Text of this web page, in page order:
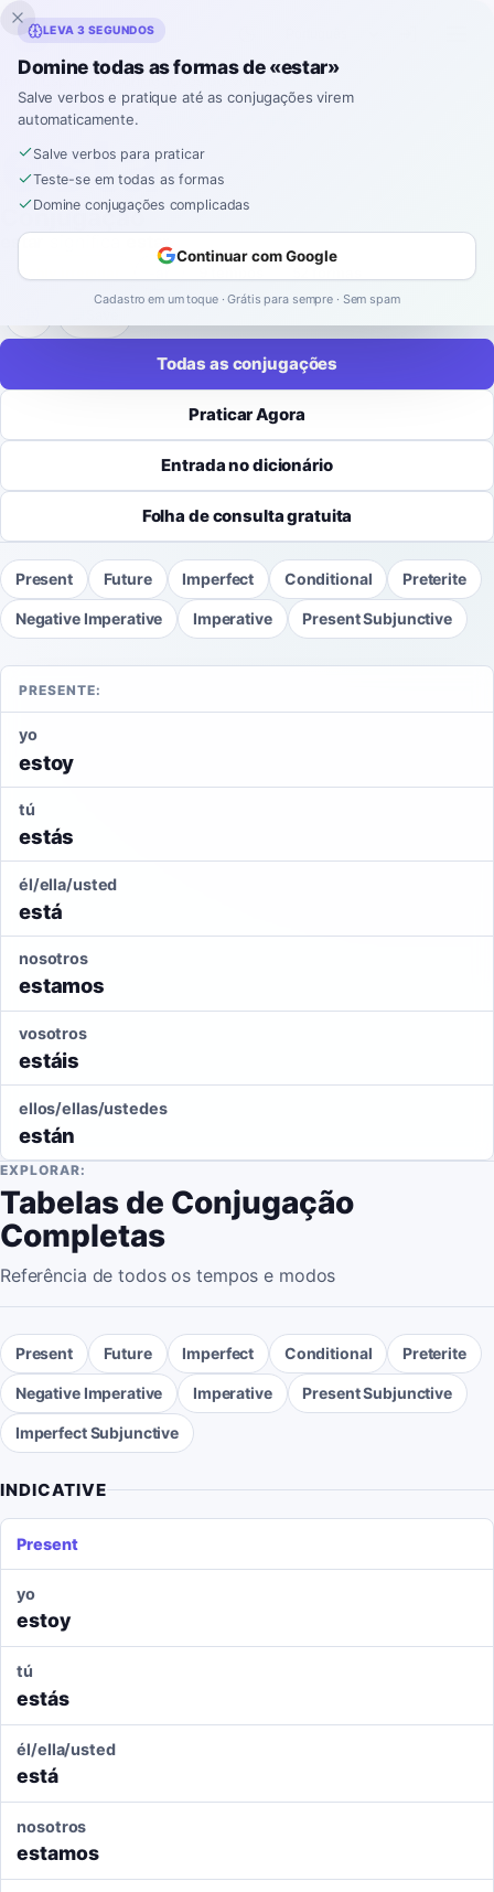
Inklingo
Início›Espanhol› Conjugações de Verbos ›estar
CONJUGAÇÃO DE VERBOS EM ESPANHOL
estar
Conjugação
estar estar.
highly irregular
Todas as conjugações
Praticar Agora
Entrada no dicionário
Folha de consulta gratuita
Present Future Imperfect Conditional Preterite
Negative Imperative Imperative Present Subjunctive
PRESENTE:
yo
estoy
tú
estás
él/ella/usted
está
nosotros
estamos
vosotros
estáis
ellos/ellas/ustedes
están
EXPLORAR:
Tabelas de Conjugação
Completas
Referência de todos os tempos e modos
Present Future Imperfect Conditional Preterite
Negative Imperative Imperative Present Subjunctive
Imperfect Subjunctive
INDICATIVE
Present
yo
estoy
tú
estás
él/ella/usted
está
nosotros
estamos
LEVA 3 SEGUNDOS
Domine todas as formas de «estar»
Salve verbos e pratique até as conjugações virem
automaticamente.
Salve verbos para praticar
Teste-se em todas as formas
Domine conjugações complicadas
Continuar com Google
Cadastro em um toque · Grátis para sempre · Sem spam